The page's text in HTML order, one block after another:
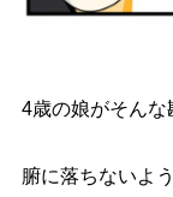
4歳の娘がそん
腑に落ちないよ